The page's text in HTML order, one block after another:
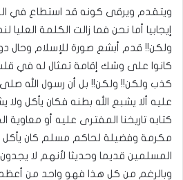
ويتقدم ويرقى كونه قد استطاع في
إيجابيا أما نحن فما زالت الكلمة
ولكن!! قدم أبشع صورة للإسلام وحال
كانوا على وشك إقامة تمثال له في قلب
كذب ولكن!! ولكن!! بل أن رسول الله صلى
عليه ألا يشبع الله بطنه فكان يأكل
كتابه تاريخنا المفترى عليه أو معاوية
مكرمة وفضيلة لحاكم مسلم كان يأكل
المسلمين قديما وحديثا لأنهم لا
وبالرغم من كل هذا فهو واحد من